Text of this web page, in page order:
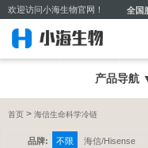
全国
欢迎访问小海生物官网！
产品导航
首页 > 海信生命科学冷链
品牌: 不限 海信/Hisense